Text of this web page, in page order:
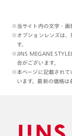
※当サイト内の文字・画
※オプションレンズは、
す。
※JINS MEGANE
合がございます。
※本ページに記載されて
います。最新の価格は